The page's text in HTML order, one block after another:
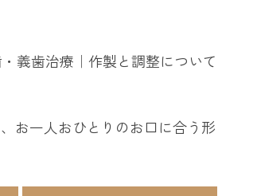
義歯治療｜作製と調整について
お一人おひとりのお口に合う形